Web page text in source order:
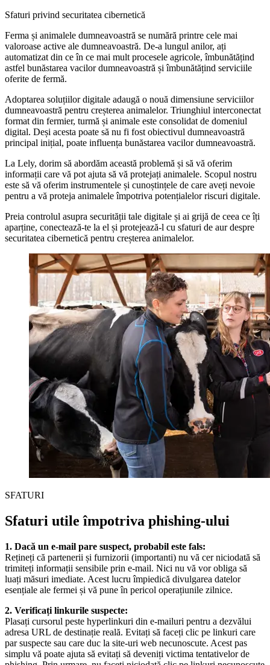
Sfaturi privind securitatea cibernetică
Ferma și animalele dumneavoastră se numără printre cele mai
valoroase active ale dumneavoastră. De-a lungul anilor, ați
automatizat din ce în ce mai mult procesele agricole, îmbunătățind
astfel bunăstarea vacilor dumneavoastră și îmbunătățind serviciile
oferite de fermă.
Adoptarea soluțiilor digitale adaugă o nouă dimensiune serviciilor
dumneavoastră pentru creșterea animalelor. Triunghiul interconectat
format din fermier, turmă și animale este consolidat de domeniul
digital. Deși acesta poate să nu fi fost obiectivul dumneavoastră
principal inițial, poate influența bunăstarea vacilor dumneavoastră.
La Lely, dorim să abordăm această problemă și să vă oferim
informații care vă pot ajuta să vă protejați animalele. Scopul nostru
este să vă oferim instrumentele și cunoștințele de care aveți nevoie
pentru a vă proteja animalele împotriva potențialelor riscuri digitale.
Preia controlul asupra securității tale digitale și ai grijă de ceea ce îți
aparține, conectează-te la el și protejează-l cu sfaturi de aur despre
securitatea cibernetică pentru creșterea animalelor.
SFATURI
Sfaturi utile împotriva phishing-ului
1. Dacă un e-mail pare suspect, probabil este fals:
Rețineți că partenerii și furnizorii (importanti) nu vă cer niciodată să
trimiteți informații sensibile prin e-mail. Nici nu vă vor obliga să
luați măsuri imediate. Acest lucru împiedică divulgarea datelor
esențiale ale fermei și vă pune în pericol operațiunile zilnice.
2. Verificați linkurile suspecte:
Plasați cursorul peste hyperlinkuri din e-mailuri pentru a dezvălui
adresa URL de destinație reală. Evitați să faceți clic pe linkuri care
par suspecte sau care duc la site-uri web necunoscute. Acest pas
simplu vă poate ajuta să evitați să deveniți victima tentativelor de